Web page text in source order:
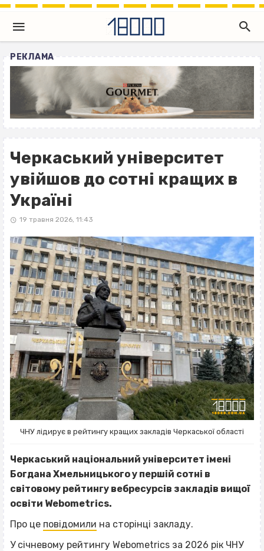
РЕКЛАМА
Черкаський університет
увійшов до сотні кращих в
Україні
19 травня 2026, 11:43
ЧНУ лідирує в рейтингу кращих закладів Черкаської області
Черкаський національний університет імені
Богдана Хмельницького у першій сотні в
світовому рейтингу вебресурсів закладів вищої
освіти Webometrics.
Про це повідомили на сторінці закладу.
У січневому рейтингу Webometrics за 2026 рік ЧНУ